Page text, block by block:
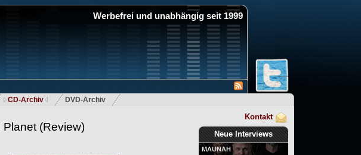
Werbefrei und unabhängig seit 1999
CD-Archiv DVD-Archiv
Kontakt
Neue Interviews
MAUNAH
Planet(Review)